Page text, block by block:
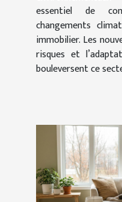
essentiel de
changements
immobilier. Les
risques et
bouleversent ce